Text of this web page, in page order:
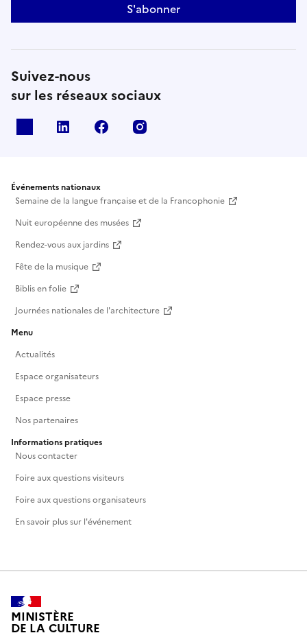
S'abonner
Suivez-nous
sur les réseaux sociaux
Linkedin Facebook
Événements nationaux
Semaine de la langue française et de la Francophonie
Nuit européenne des musées
Rendez-vous aux jardins
Fête de la musique
Biblis en folie
Journées nationales de l'architecture
Menu
Actualités
Espace organisateurs
Espace presse
Nos partenaires
Informations pratiques
Nous contacter
Foire aux questions visiteurs
Foire aux questions organisateurs
En savoir plus sur l'événement
MINISTÈRE
DE LA CULTURE